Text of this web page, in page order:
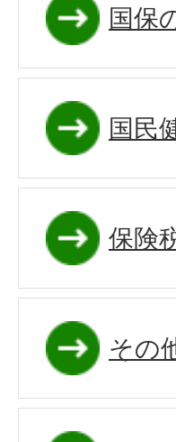
国保
国民
保険
その